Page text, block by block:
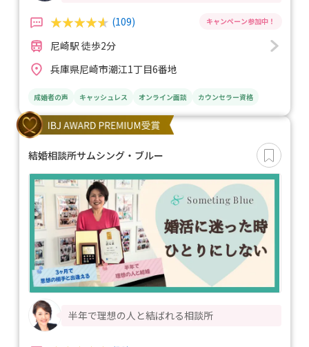
(109)
尼崎駅 徒歩2分
兵庫県尼崎市潮江1丁目6番地
成婚者の声 キャッシュレス オンライン面談 カウンセラー資格
結婚相談所サムシング・ブルー
半年で理想の人と結ばれる相談所